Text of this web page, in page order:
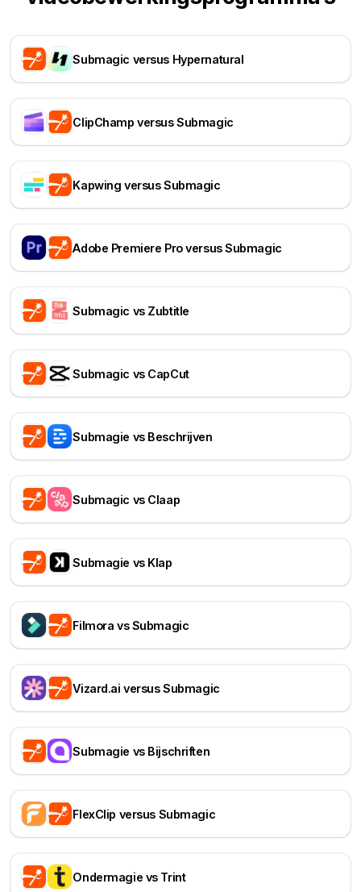
Submagic versus Hypernatural
ClipChamp versus Submagic
Kapwing versus Submagic
Adobe Premiere Pro versus Submagic
Submagic vs Zubtitle
Submagic vs CapCut
Submagie vs Beschrijven
Submagic vs Claap
Submagie vs Klap
Filmora vs Submagic
Vizard.ai versus Submagic
Submagie vs Bijschriften
FlexClip versus Submagic
Ondermagie vs Trint